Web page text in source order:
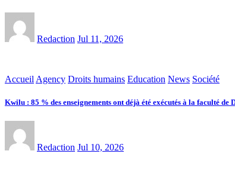
Redaction Jul 11, 2026
Accueil Agency Droits humains Education News Société
Kwilu : 85 % des enseignements ont déjà été exécutés à la faculté
Redaction Jul 10, 2026